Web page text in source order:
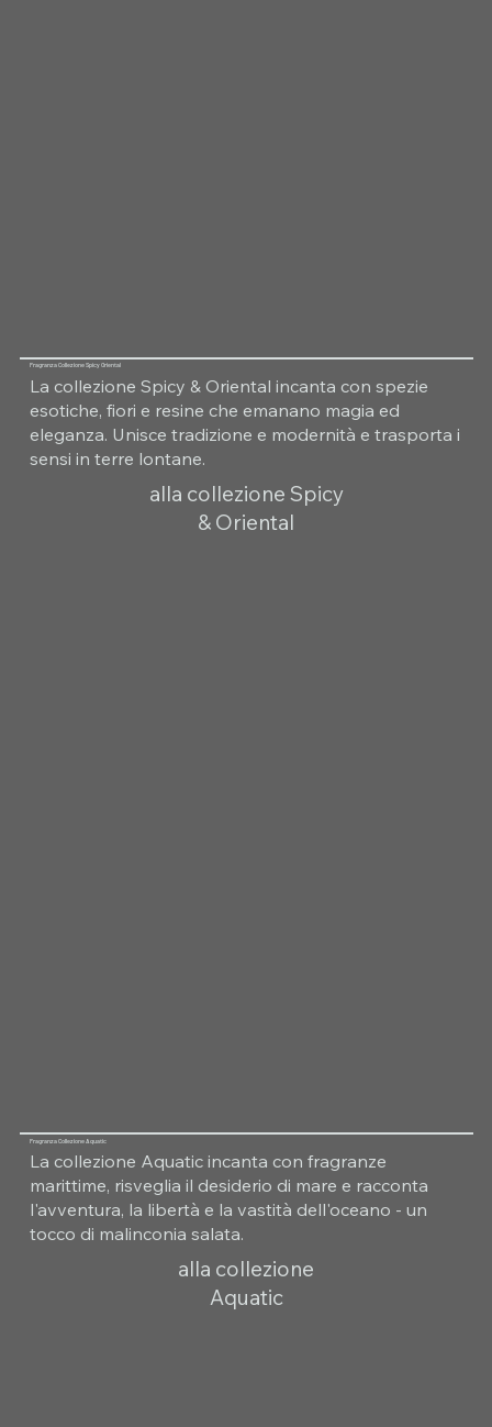
Fragranza Collezione Spicy Oriental
La collezione Spicy & Oriental incanta con spezie
esotiche, fiori e resine che emanano magia ed
eleganza. Unisce tradizione e modernità e trasporta i
sensi in terre lontane.
alla collezione Spicy
& Oriental
Fragranza Collezione Aquatic
La collezione Aquatic incanta con fragranze
marittime, risveglia il desiderio di mare e racconta
l'avventura, la libertà e la vastità dell'oceano - un
tocco di malinconia salata.
alla collezione
Aquatic